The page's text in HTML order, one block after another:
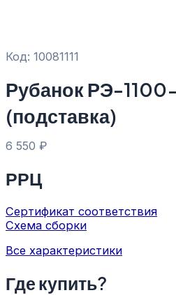
Код: 10081111
Рубанок РЭ-
(подставка)
6 550 ₽
РРЦ
Сертификат соответствия
Схема сборки
Все характеристики
Где купить?